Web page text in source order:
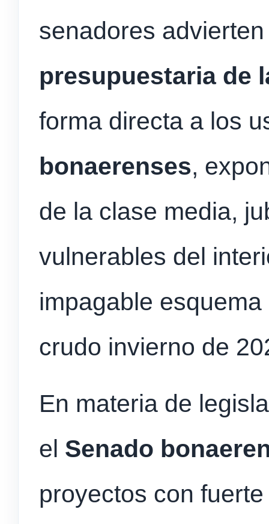
senadores
presupuestaria de
forma directa a los
bonaerenses,
de la clase media,
vulnerables del
impagable
crudo invierno de
En materia de
el Senado
proyectos con